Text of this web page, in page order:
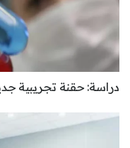
دراسة: حقنة تجريبية